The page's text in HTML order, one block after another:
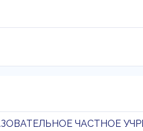
ЧАСТНОЕ